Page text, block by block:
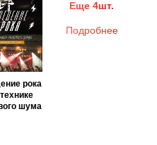
рока
шума
Еще 4шт.
Подробнее